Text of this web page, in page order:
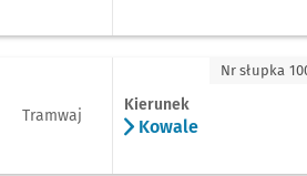
Tramwaj
Kierunek
Kowale
Nr słupka